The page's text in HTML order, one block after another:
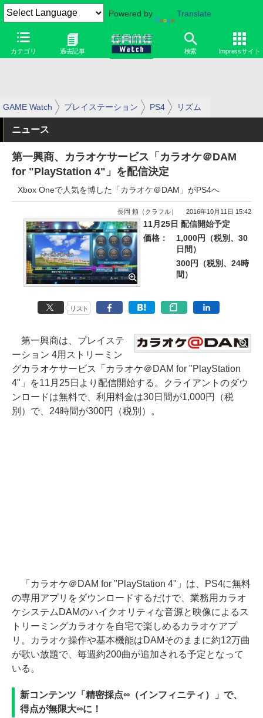
Powered by Translate
カテゴリ 過去記事 検索 Impressサイト
GAME Watch プレイステーション PS4 リズム
ニュース
第一興商、カラオケサービス「カラオケ＠DAM
for "PlayStation 4"」を配信決定
Xbox Oneで人気を博した「カラオケ＠DAM」がPS4へ
長岡 頼（クラフル） 2016年10月11日 15:42
11月25日 配信開始予定
価格：
1,000円（税別、30
日間）
300円（税別、24時
間）
リスト
第一興商は、プレイステ
ーション 4用ストリーミン
グカラオケサービス「カラオケ＠DAM for "PlayStation
4"」を11月25日より配信開始する。クライアントのダウ
ンロードは無料で、利用料金は30日間が1,000円（税
別）で、24時間が300円（税別）。
「カラオケ＠DAM for "PlayStation 4"」は、PS4に無料
の専用アプリをダウンロードするだけで、業務用カラオ
ケシステムDAMのハイクオリティな音源と映像によるス
トリーミングカラオケを自宅で楽しめるカラオケアプ
リ。カラオケ操作や基本機能はDAMそのままに約12万曲
が歌い放題で、毎週約200曲が追加される予定となって
いる。
新コンテンツ「精密採点∞（インフィニティ）」で、
得点が無限大∞に！